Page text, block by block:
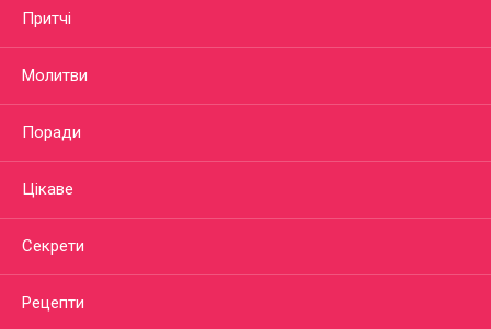
Притчі
Молитви
Поради
Цікаве
Секрети
Рецепти